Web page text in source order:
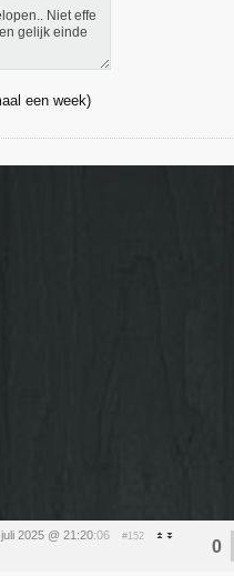
Niet effe
gelijk einde
een week)
2025 @ 21:20:06 #152